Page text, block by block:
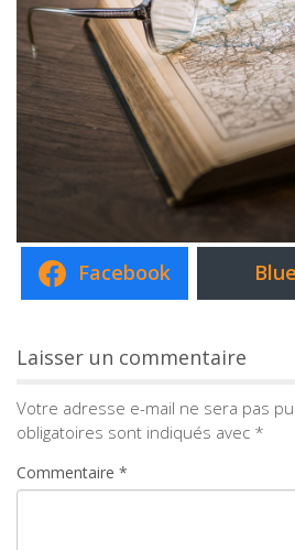
Facebook
Laisser un commentaire
Votre adresse e-mail ne sera pas
obligatoires sont indiqués avec *
Commentaire *